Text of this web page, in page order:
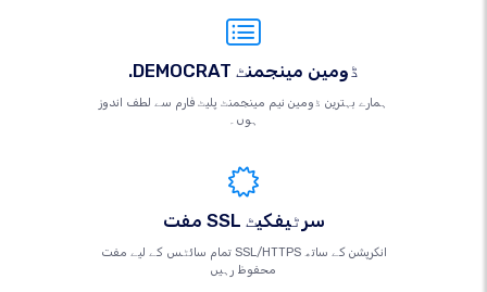
.DEMOCRAT ڈومین مینجمنٹ
ہمارے بہترین ڈومین نیم مینجمنٹ پلیٹ فارم سے لطف اندوز
ہوں۔
مفت SSL سرٹیفکیٹ
تمام سائٹس کے لیے مفت SSL/HTTPS انکرپشن کے ساتھ
محفوظ رہیں